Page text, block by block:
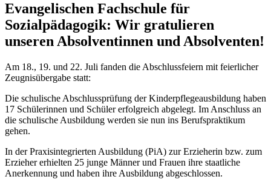
Evangelischen Fachschule für
Sozialpädagogik: Wir gratulieren
unseren Absolventinnen und Absolventen!
Am 18., 19. und 22. Juli fanden die Abschlussfeiern mit feierlicher
Zeugnisübergabe statt:
Die schulische Abschlussprüfung der Kinderpflegeausbildung haben
17 Schülerinnen und Schüler erfolgreich abgelegt. Im Anschluss an
die schulische Ausbildung werden sie nun ins Berufspraktikum
gehen.
In der Praxisintegrierten Ausbildung (PiA) zur Erzieherin bzw. zum
Erzieher erhielten 25 junge Männer und Frauen ihre staatliche
Anerkennung und haben ihre Ausbildung abgeschlossen.